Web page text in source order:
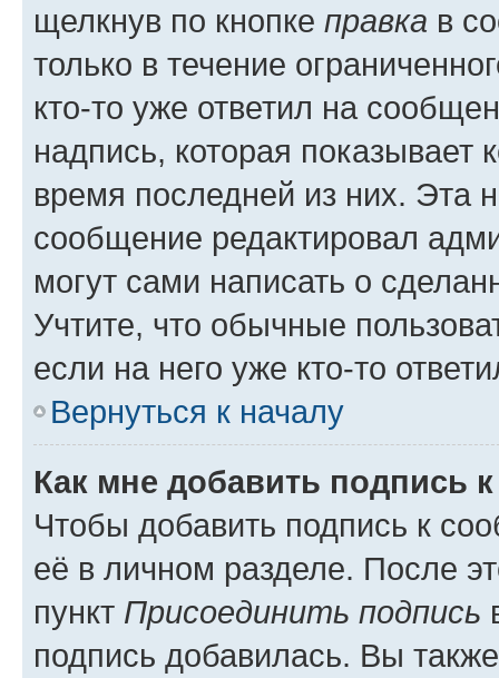
щелкнув по кнопке правка в
только в течение
кто-то уже ответил на
надпись, которая показывает
время последней из них. Эта
сообщение редактировал
могут сами написать о
Учтите, что обычные
если на него уже кто-то
Вернуться к началу
Как мне добавить подпись
Чтобы добавить подпись к
её в личном разделе. После
пункт Присоединить подпись
подпись добавилась. Вы